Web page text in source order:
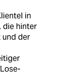
in
die hinter
und der